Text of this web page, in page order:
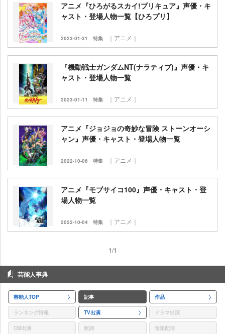
アニメ『ひろがるスカイ!プリキュア』声優・キ
ャスト・登場人物一覧【ひろプリ】
2023-01-31 特集 ｜アニメ｜
『機動戦士ガンダムNT(ナラティブ)』声優・キ
ャスト・登場人物一覧
2023-01-11 特集 ｜アニメ｜
アニメ『ジョジョの奇妙な冒険 ストーンオーシ
ャン』声優・キャスト・登場人物一覧
2022-10-06 特集 ｜アニメ｜
アニメ『モブサイコ100』声優・キャスト・登
場人物一覧
2022-10-04 特集 ｜アニメ｜
1/1
芸能人事典
芸能人TOP 記事 作品
ランキング情報 TV出演 ドラマ出演
CM出演 歌詞 音楽配信